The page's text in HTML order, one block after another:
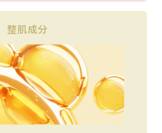
整肌成分